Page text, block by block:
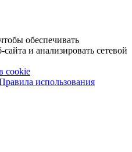
обеспечивать
и анализировать сетевой
cookie
использования